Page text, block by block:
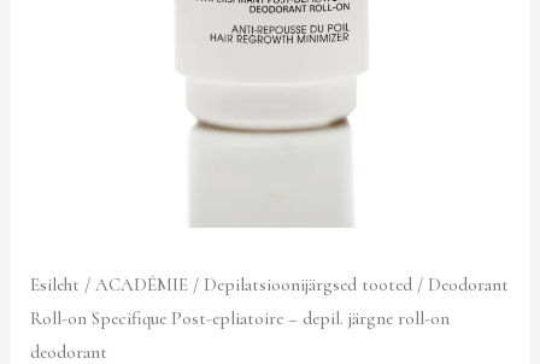
Esileht / ACADÉMIE / Depilatsioonijärgsed tooted / Deodorant
Roll-on Specifique Post-epliatoire – depil. järgne roll-on
deodorant